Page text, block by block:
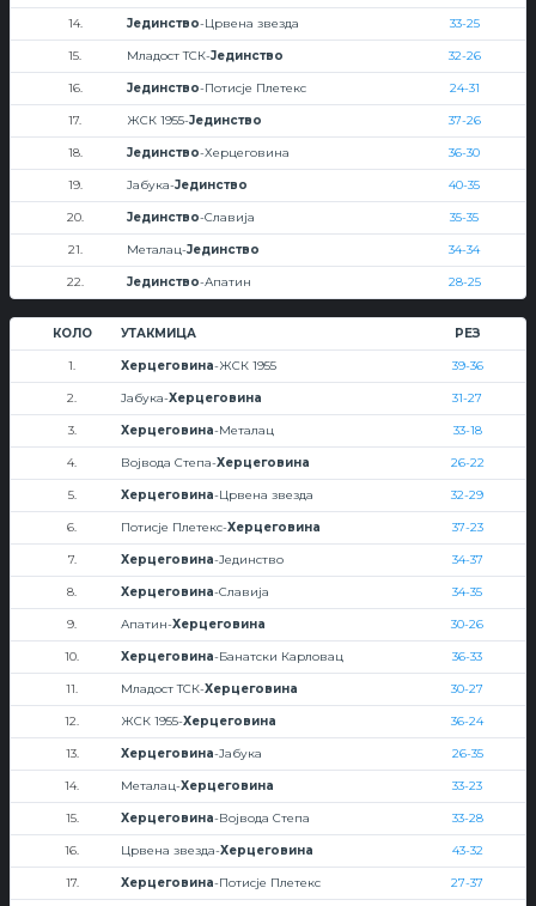
14. Јединство-Црвена звезда 33-25
15. Младост ТСК-Јединство 32-26
16. Јединство-Потисје Плетекс 24-31
17. ЖСК 1955-Јединство 37-26
18. Јединство-Херцеговина 36-30
19. Јабука-Јединство 40-35
20. Јединство-Славија 35-35
21. Металац-Јединство 34-34
22. Јединство-Апатин 28-25
КОЛО УТАКМИЦА РЕЗ
1. Херцеговина-ЖСК 1955 39-36
2. Јабука-Херцеговина 31-27
3. Херцеговина-Металац 33-18
4. Војвода Степа-Херцеговина 26-22
5. Херцеговина-Црвена звезда 32-29
6. Потисје Плетекс-Херцеговина 37-23
7. Херцеговина-Јединство 34-37
8. Херцеговина-Славија 34-35
9. Апатин-Херцеговина 30-26
10. Херцеговина-Банатски Карловац 36-33
11. Младост ТСК-Херцеговина 30-27
12. ЖСК 1955-Херцеговина 36-24
13. Херцеговина-Јабука 26-35
14. Металац-Херцеговина 33-23
15. Херцеговина-Војвода Степа 33-28
16. Црвена звезда-Херцеговина 43-32
17. Херцеговина-Потисје Плетекс 27-37